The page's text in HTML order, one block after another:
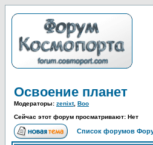
Освоение планет
Модераторы: zenixt, Boo
Сейчас этот форум просматривают: Нет
Список форумов